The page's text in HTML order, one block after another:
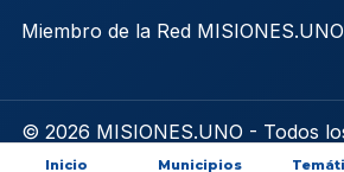
Miembro de la Red MISIONES.UNO
© 2026 MISIONES.UNO - Todos
reservados
Inicio Municipios